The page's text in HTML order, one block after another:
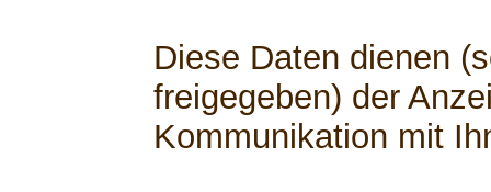
Diese Daten dienen
freigegeben) der
Kommunikation mit